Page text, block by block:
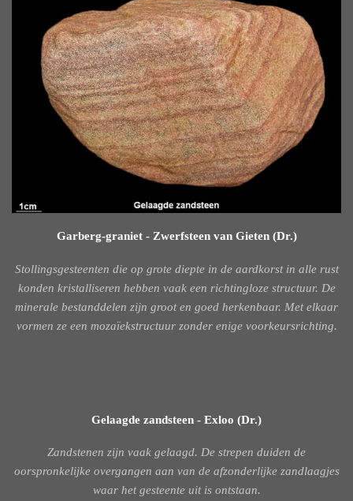
Garberg-graniet - Zwerfsteen van Gieten (Dr.)
Stollingsgesteenten die op grote diepte in de aardkorst in alle rust
konden kristalliseren hebben vaak een richtingloze structuur. De
minerale bestanddelen zijn groot en goed herkenbaar. Met elkaar
vormen ze een mozaïekstructuur zonder enige voorkeursrichting.
Gelaagde zandsteen - Exloo (Dr.)
Zandstenen zijn vaak gelaagd. De strepen duiden de
oorspronkelijke overgangen aan van de afzonderlijke zandlaagjes
waar het gesteente uit is ontstaan.